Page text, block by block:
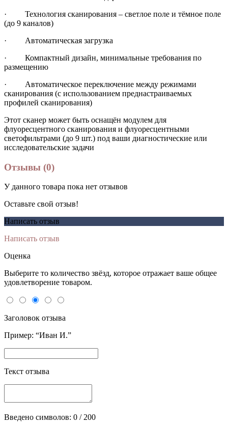
· Технология сканирования – светлое поле и тёмное поле
(до 9 каналов)
· Автоматическая загрузка
· Компактный дизайн, минимальные требования по
размещению
· Автоматическое переключение между режимами
сканирования (с использованием преднастраиваемых
профилей сканирования)
Этот сканер может быть оснащён модулем для
флуоресцентного сканирования и флуоресцентными
светофильтрами (до 9 шт.) под ваши диагностические или
исследовательские задачи
Отзывы (0)
У данного товара пока нет отзывов
Оставьте свой отзыв!
Написать отзыв
Написать отзыв
Оценка
Выберите то количество звёзд, которое отражает ваше общее
удовлетворение товаром.
Заголовок отзыва
Пример: “Иван И.”
Текст отзыва
Введено символов: 0 / 200